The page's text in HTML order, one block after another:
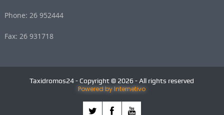
Phone: 26 952444
Fax: 26 931718
Taxidromos24 - Copyright © 2026 - All rights reserved
Powered by Internetivo